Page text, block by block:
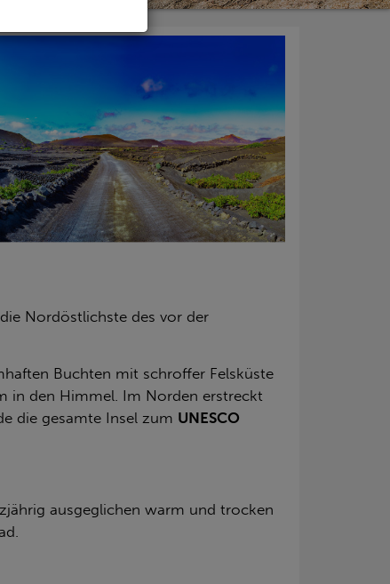
Nordöstlichste des vor der
Buchten mit schroffer Felsküste
in den Himmel. Im Norden erstreckt
die gesamte Insel zum UNESCO
ausgeglichen warm und trocken